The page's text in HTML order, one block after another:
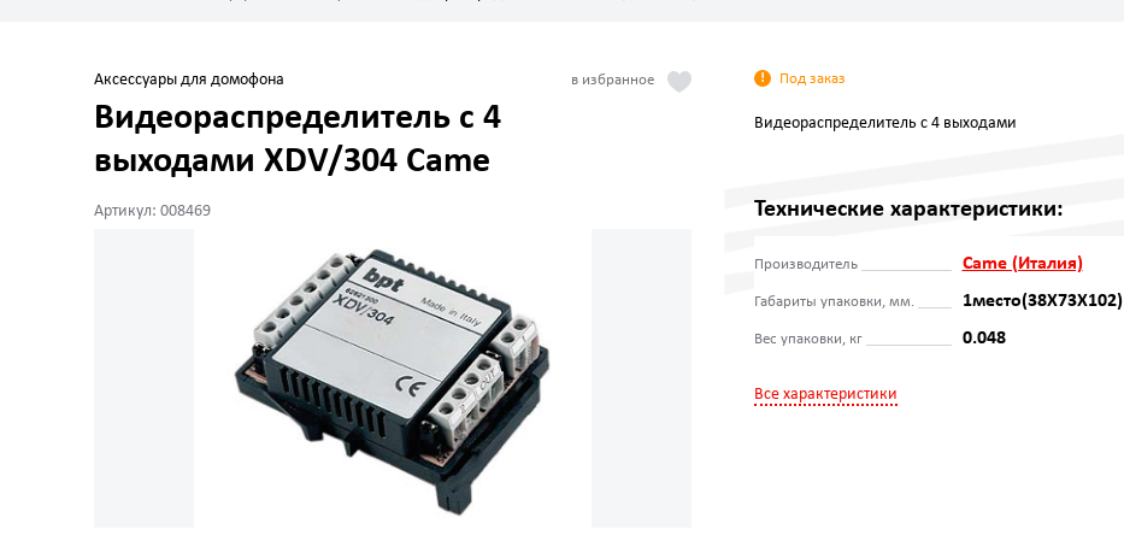
Аксессуары для домофона
Видеораспределитель с 4
выходами XDV/304 Came
Артикул: 008469
Под заказ
Видеораспределитель с 4 выходами
Технические характеристики:
Производитель Came (Италия)
Габариты упаковки, мм. 1место(38Х73Х102)
Вес упаковки, кг 0.048
Все характеристики